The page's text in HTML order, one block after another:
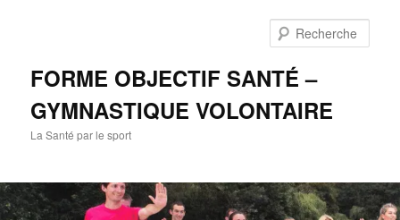
FORME OBJECTIF SANTÉ –
GYMNASTIQUE VOLONTAIRE
La Santé par le sport